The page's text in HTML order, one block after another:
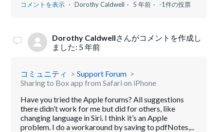
コメントを表示 Dorothy Caldwell 5 年前 -1件の投票
Dorothy Caldwellさんがコメントを作成し
ました: 5 年前
コミュニティ
Support Forum
Sharing to Box app from Safari on iPhone
Have you tried the Apple forums? All suggestions
there didn’t work for me but did for others, like
changing language in Siri. I think it’s an Apple
problem. I do a workaround by saving to pdfNotes,...